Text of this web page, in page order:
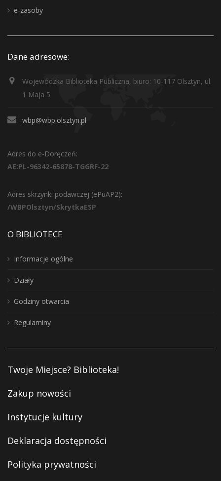
e-zasoby
Dane adresowe:
Wojewódzka Biblioteka Publiczna, biuro: 10-117 Olsztyn, ul.
1 Maja 5
wbp@wbp.olsztyn.pl
Adres do e-Doręczeń:
AE:PL-96342-65878-TGGRF-22
Adres skrzynki podawczej (ePuAP2):
/WBPOlsztyn/SkrytkaESP
O BIBLIOTECE
Informacje ogólne
Działy
Godziny otwarcia
Regulaminy
Twoje Miejsce? Biblioteka!
Zakup nowości
Instytucje kultury
Deklaracja dostępności
Polityka prywatności